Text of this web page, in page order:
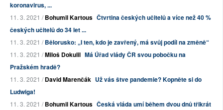
koronavirus, ...
11. 3. 2021 /Bohumil Kartous Čtvrtina českých učitelů a více než 40 %
českých učitelů do 34 let ...
11. 3. 2021 /Bělorusko: „I ten, kdo je zavřený, má svůj podíl na změně“
11. 3. 2021 /Miloš Dokulil Má Úřad vlády ČR svou pobočku na
Pražském hradě?
11. 3. 2021 /David Marenčák Už vás štve pandemie? Kopněte si do
Ludwiga!
11. 3. 2021 /Bohumil Kartous Česká vláda umí během dvou dnů třikrát